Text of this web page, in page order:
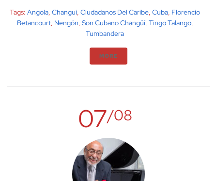
Tags: Angola, Changui, Ciudadanos Del Caribe, Cuba, Florencio
Betancourt, Nengón, Son Cubano Changüí, Tingo Talango,
Tumbandera
MORE
07/08